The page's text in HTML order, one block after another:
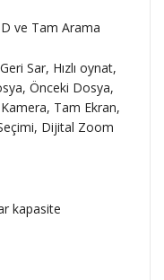
ve Tam Arama
Sar, Hızlı oynat,
Önceki Dosya,
Tam Ekran,
Dijital Zoom
kapasite